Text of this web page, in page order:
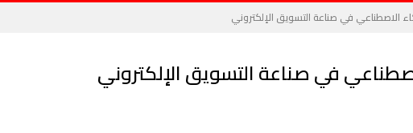
الاصطناعي في صناعة التسويق الإلكتروني
في صناعة التسويق الإلكتروني